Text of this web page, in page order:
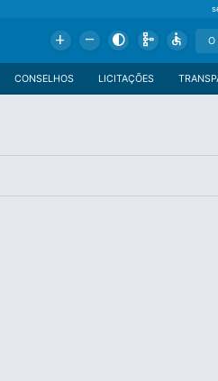
Add Remove Contrast Schema Accessible
LICITAÇÕES
CONSELHOS